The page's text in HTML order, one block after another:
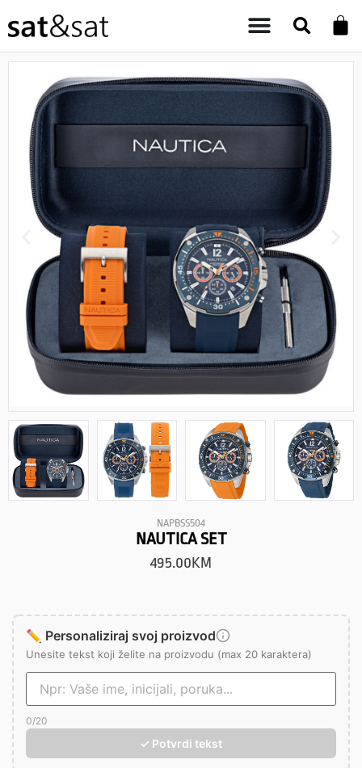
NAPBSS504
NAUTICA SET
495.00KM
✏️ Personaliziraj svoj proizvod
Unesite tekst koji želite na proizvodu (max 20 karaktera)
0/20
✓ Potvrdi tekst